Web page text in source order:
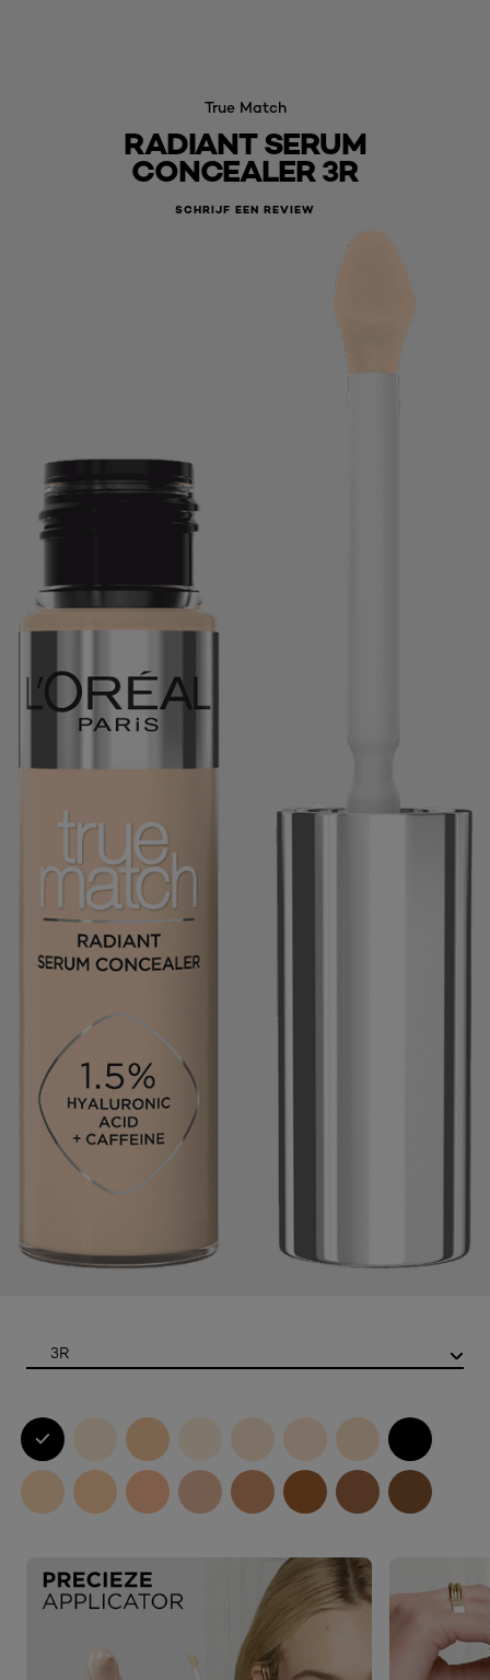
True Match
RADIANT SERUM
CONCEALER 3R
SCHRIJF EEN REVIEW
Color
3R